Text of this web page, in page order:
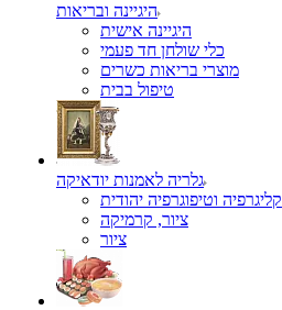
היגיינה ובריאות
היגיינה אישית
כלי שולחן חד פעמי
מוצרי בריאות כשרים
טיפול בבית
גלריה לאמנות יודאיקה
קליגרפיה וטיפוגרפיה יהודית
ציור, קרמיקה
ציור